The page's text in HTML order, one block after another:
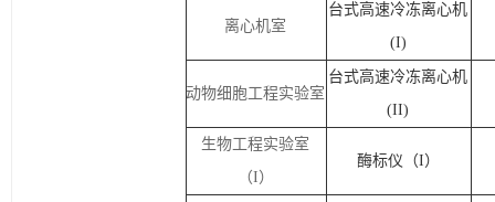
离心机室
台式高速冷冻离心机
(I)
动物细胞工程实验室
台式高速冷冻离心机
(II)
生物工程实验室
（I）
酶标仪（I）